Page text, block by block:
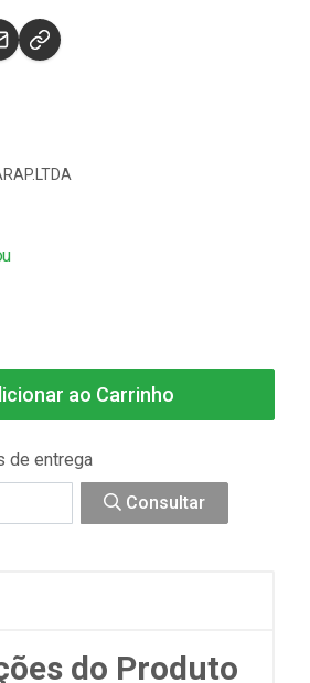
ao Carrinho
de entrega
Consultar
do Produto